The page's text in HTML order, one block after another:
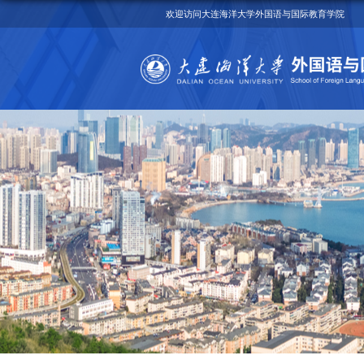
欢迎访问大连海洋大学外国语